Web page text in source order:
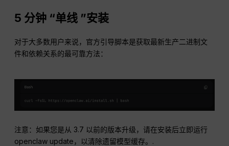
5 分钟 “单线 ”安装
对于大多数用户来说，官方引导脚本是获取最新生产二进制文
件和依赖关系的最可靠方法：
注意：如果您是从 3.7 以前的版本升级，请在安装后立即运行
openclaw update，以清除遗留模型缓存。.